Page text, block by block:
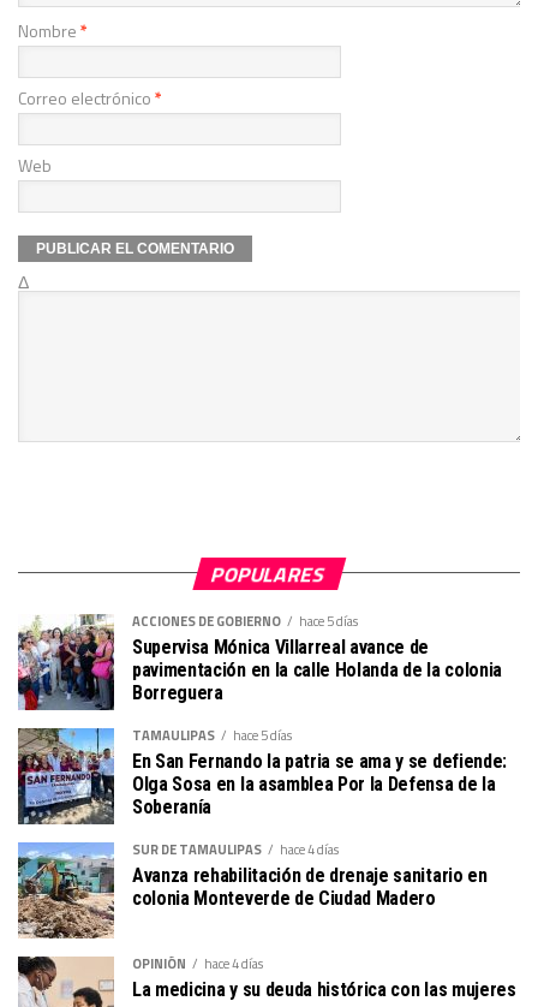
Nombre*
Correo electrónico*
Web
Δ
POPULARES
ACCIONES DE GOBIERNO hace 5 días
Supervisa Mónica Villarreal avance de
pavimentación en la calle Holanda de la colonia
Borreguera
TAMAULIPAS hace 5 días
En San Fernando la patria se ama y se defiende:
Olga Sosa en la asamblea Por la Defensa de la
Soberanía
SUR DE TAMAULIPAS hace 4 días
Avanza rehabilitación de drenaje sanitario en
colonia Monteverde de Ciudad Madero
OPINIÓN hace 4 días
La medicina y su deuda histórica con las mujeres